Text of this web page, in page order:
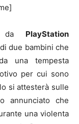
da PlayStation
due bambini che
una tempesta
per cui sono
si attesterà sulle
annunciato che
una violenta